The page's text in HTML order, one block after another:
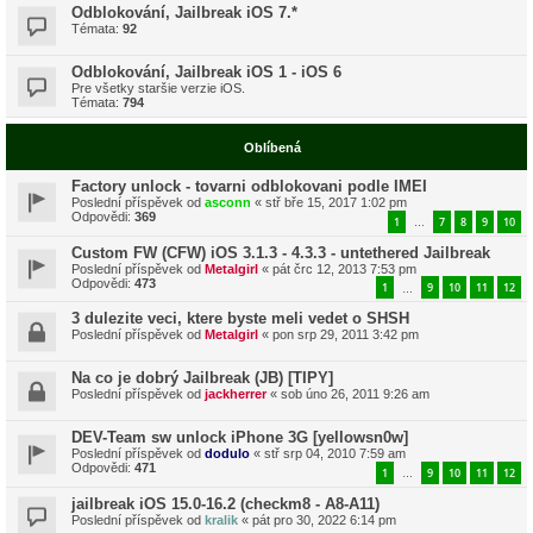
Odblokování, Jailbreak iOS 7.*
Témata: 92
Odblokování, Jailbreak iOS 1 - iOS 6
Pre všetky staršie verzie iOS.
Témata: 794
Oblíbená
Factory unlock - tovarni odblokovani podle IMEI
Poslední příspěvek od asconn « stř bře 15, 2017 1:02 pm
Odpovědi: 369 1 … 7 8 9 10
Custom FW (CFW) iOS 3.1.3 - 4.3.3 - untethered Jailbreak
Poslední příspěvek od Metalgirl « pát črc 12, 2013 7:53 pm
Odpovědi: 473 1 9 10 11 12
3 dulezite veci, ktere byste meli vedet o SHSH
Poslední příspěvek od Metalgirl « pon srp 29, 2011 3:42 pm
Na co je dobrý Jailbreak (JB) [TIPY]
Poslední příspěvek od jackherrer« sob úno 26, 2011 9:26 am
DEV-Team sw unlock iPhone 3G [yellowsn0w]
Poslední příspěvek od dodulo « stř srp 04, 2010 7:59 am
Odpovědi: 471 1 … 9 10 11 12
jailbreak iOS 15.0-16.2 (checkm8 - A8-A11)
Poslední příspěvek od kralik « pát pro 30, 2022 6:14 pm